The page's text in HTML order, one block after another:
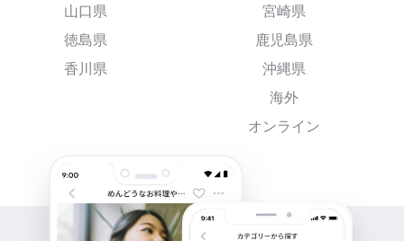
山口県
徳島県
香川県
宮崎県
鹿児島県
沖縄県
海外
オンライン